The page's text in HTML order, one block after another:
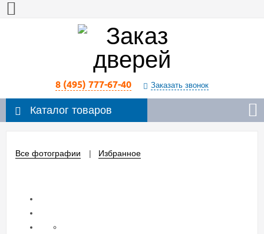
8 (495) 777-67-40 Заказать звонок
Каталог товаров
Все фотографии Избранное